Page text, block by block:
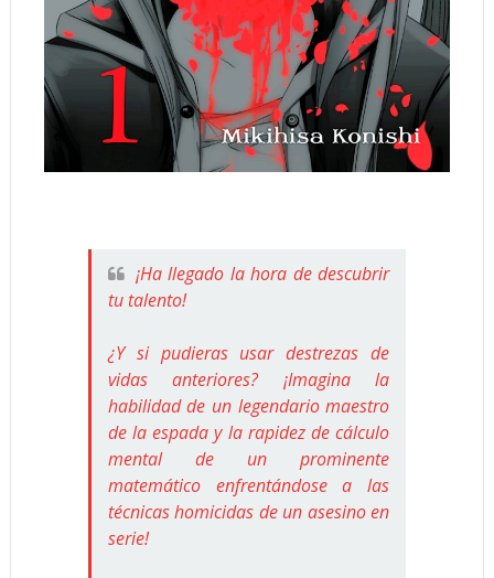
¡Ha llegado la hora de descubrir
tu talento!
¿Y si pudieras usar destrezas de
vidas anteriores? ¡Imagina la
habilidad de un legendario maestro
de la espada y la rapidez de cálculo
mental de un prominente
matemático enfrentándose a las
técnicas homicidas de un asesino en
serie!